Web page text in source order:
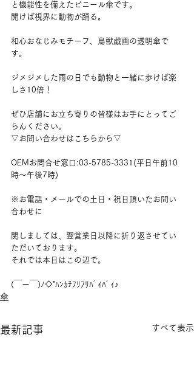
と機能性を備えたビニール傘です。
開けば視界に動物が踊る。
和心おなじみモチーフ、鳥獣戯画の透明傘で
す。
ジメジメした雨の日でも動物と一緒に歩けば楽
しさ10倍！
ぜひ店舗にお立ち寄りの皆様はお手にとってご
らんください。
▽お問い合わせはこちらから▽
OEMお問合せ窓口:03-5785-3331(平日午前10
時～午後7時)
※お電話・メールでの土日・祝日頂いたお問い
合わせに
関しましては、翌営業日以降に折り返させてい
ただいております。
それでは本日はこの辺で。
(￣ー￣)ﾉ◇”ﾊﾝｶﾁﾌﾘﾌﾘﾊﾞｲﾊﾞｲ♪
傘
最新記事 すべて表示